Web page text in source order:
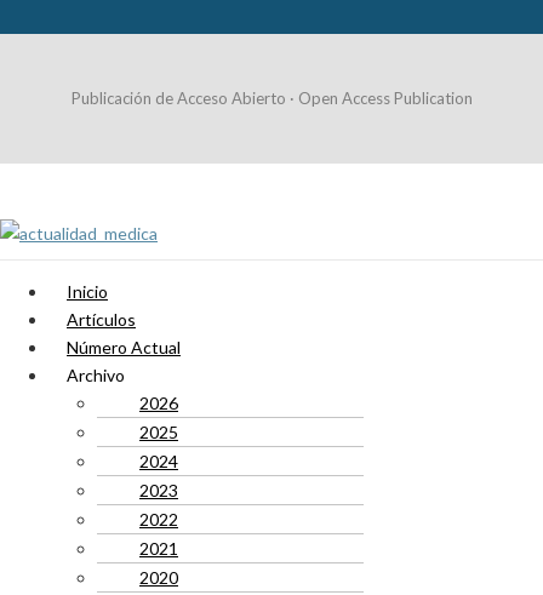
Publicación de Acceso Abierto · Open Access Publication
Inicio
Artículos
Número Actual
Archivo
2026
2025
2024
2023
2022
2021
2020